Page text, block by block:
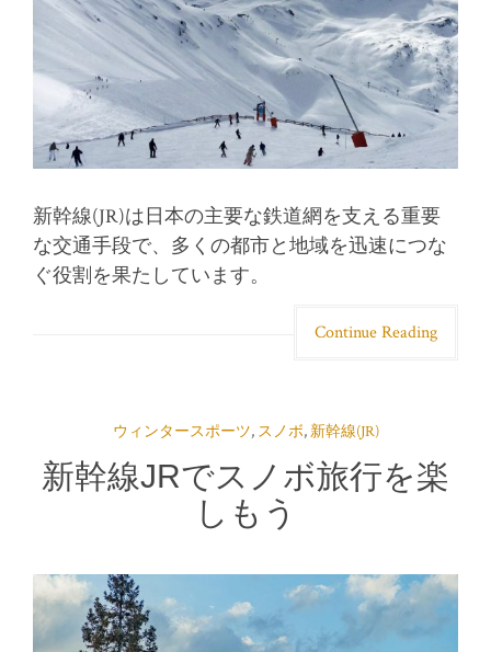
新幹線(JR)は日本の主要な鉄道網を支える重要
な交通手段で、多くの都市と地域を迅速につな
ぐ役割を果たしています。
Continue Reading
ウィンタースポーツ, スノボ,新幹線(JR)
新幹線JRでスノボ旅行を楽
しもう